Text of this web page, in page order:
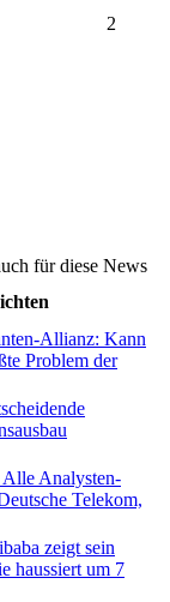
2
für diese News
Allianz: Kann
Problem der
Analysten-
Telekom,
zeigt sein
haussiert um 7